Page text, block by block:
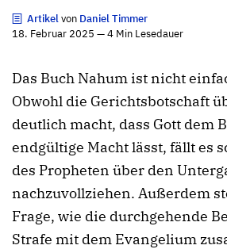
Artikelvon Daniel Timmer
18. Februar 2025 — 4 Min Lesedauer
Das Buch Nahum ist nicht
Obwohl die Gerichtsbotschaft
deutlich macht, dass Gott dem
endgültige Macht lässt, fällt es
des Propheten über den
nachzuvollziehen. Außerdem
Frage, wie die durchgehende
Strafe mit dem Evangelium